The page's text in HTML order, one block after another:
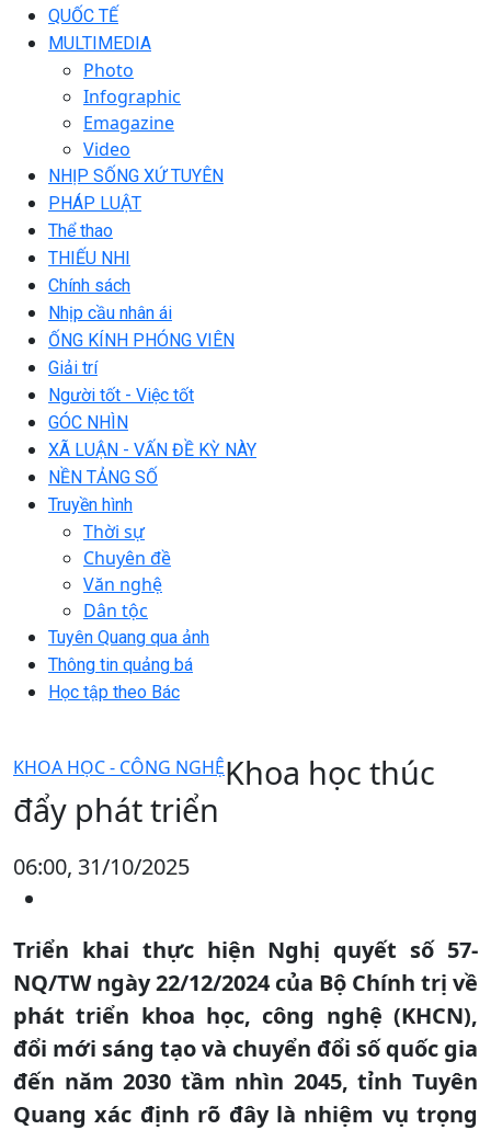
QUỐC TẾ
MULTIMEDIA
Photo
Infographic
Emagazine
Video
NHỊP SỐNG XỨ TUYÊN
PHÁP LUẬT
Thể thao
THIẾU NHI
Chính sách
Nhịp cầu nhân ái
ỐNG KÍNH PHÓNG VIÊN
Giải trí
Người tốt - Việc tốt
GÓC NHÌN
XÃ LUẬN - VẤN ĐỀ KỲ NÀY
NỀN TẢNG SỐ
Truyền hình
Thời sự
Chuyên đề
Văn nghệ
Dân tộc
Tuyên Quang qua ảnh
Thông tin quảng bá
Học tập theo Bác
KHOA HỌC - CÔNG NGHỆKhoa học thúc
đẩy phát triển
06:00, 31/10/2025
Triển khai thực hiện Nghị quyết số 57-
NQ/TW ngày 22/12/2024 của Bộ Chính trị về
phát triển khoa học, công nghệ (KHCN),
đổi mới sáng tạo và chuyển đổi số quốc gia
đến năm 2030 tầm nhìn 2045, tỉnh Tuyên
Quang xác định rõ đây là nhiệm vụ trọng